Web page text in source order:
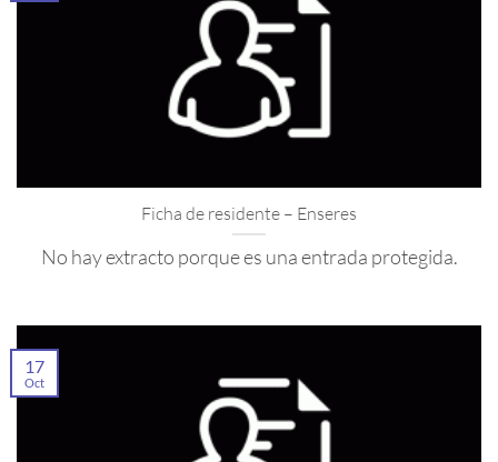
Ficha de residente – Enseres
No hay extracto porque es una entrada protegida.
17
Oct